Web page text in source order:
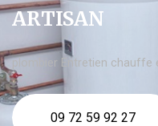
ARTISAN
plombier Entretien chauffe
09 72 59 92 27